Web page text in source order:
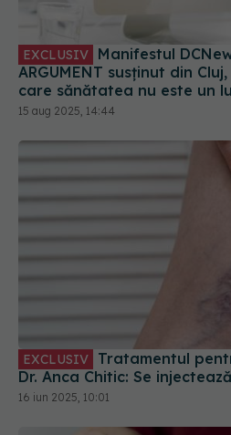
EXCLUSIV
ARGUMENT susținut din
care sănătatea nu este un
15 aug 2025, 14:44
Dr. Anca Chitic: Se
16 iun 2025, 10:01